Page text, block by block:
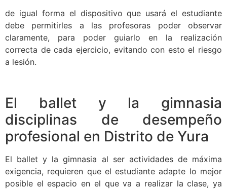
de igual forma el dispositivo que usará el estudiante
debe permitirles a las profesoras poder observar
claramente, para poder guiarlo en la realización
correcta de cada ejercicio, evitando con esto el riesgo
a lesión.
El ballet y la gimnasia
disciplinas de desempeño
profesional en Distrito de Yura
El ballet y la gimnasia al ser actividades de máxima
exigencia, requieren que el estudiante adapte lo mejor
posible el espacio en el que va a realizar la clase, ya